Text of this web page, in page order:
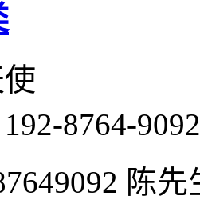
192-8764-9092
陈先